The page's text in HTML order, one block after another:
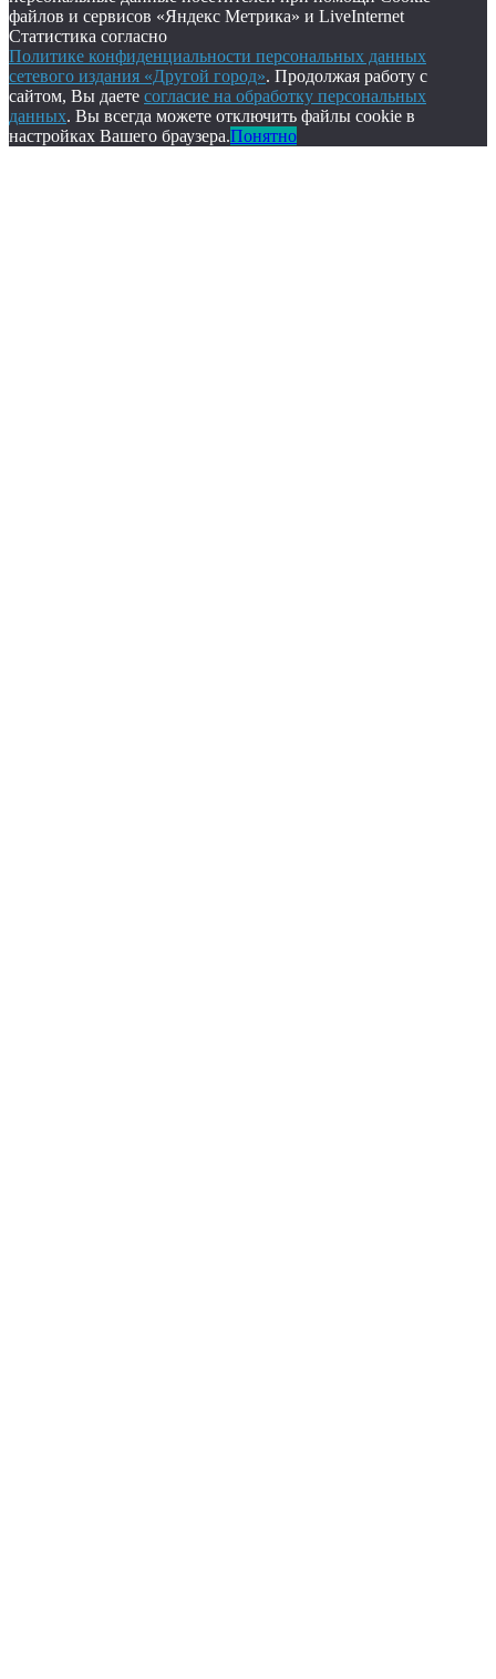
файлов и сервисов «Яндекс Метрика» и LiveInternet
Статистика согласно
Политике конфиденциальности персональных данных
сетевого издания «Другой город». Продолжая работу с
сайтом, Вы даете согласие на обработку персональных
данных. Вы всегда можете отключить файлы cookie в
настройках Вашего браузера.Понятно